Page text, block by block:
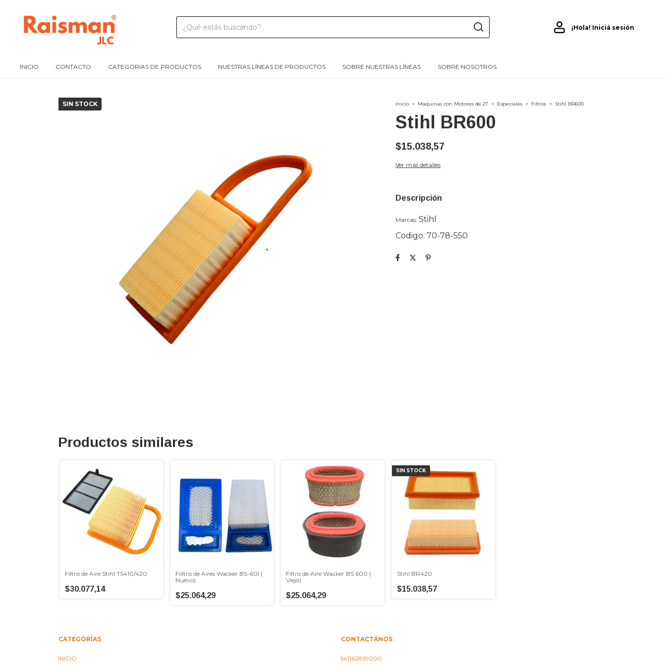
¡Hola! Iniciá sesión
INICIO CONTACTO CATEGORIAS DE PRODUCTOS NUESTRAS LÍNEAS DE PRODUCTOS SOBRE NUESTRAS LÍNEAS SOBRE NOSOTROS
SIN STOCK Inicio > Maquinas con Motores de 2T > Especiales > Filtros > Stihl BR600
Stihl BR600
$15.038,57
Ver más detalles
Descripción
Marcas: Stihl
Codigo: 70-78-550
Productos similares
Filtro de Aire Stihl TS410/420
$30.077,14
Fiiltro de Aires Wacker BS-60I (
Nuevo)
$25.064,29
Filtro de Aire Wacker BS 600 (
Viejo)
$25.064,29
SIN STOCK
Stihl BR420
$15.038,57
CATEGORÍAS
INICIO
CONTACTÁNOS
541162859000